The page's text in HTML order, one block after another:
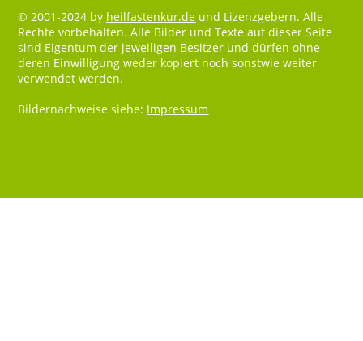
© 2001-2024 by heilfastenkur.de und Lizenzgebern. Alle
Rechte vorbehalten. Alle Bilder und Texte auf dieser Seite
sind Eigentum der jeweiligen Besitzer und dürfen ohne
deren Einwilligung weder kopiert noch sonstwie weiter
verwendet werden.
Bildernachweise siehe: Impressum